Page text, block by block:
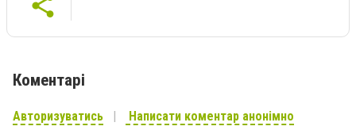
Коментарі
Авторизуватись Написати коментар анонімно